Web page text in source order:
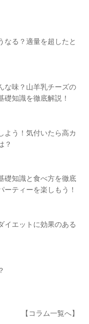
なる？適量を超したと
な味？山羊乳チーズの
礎知識を徹底解説！
よう！気付いたら高カ
？
礎知識と食べ方を徹底
ーティーを楽しもう！
イエットに効果のある
【コラム一覧へ】